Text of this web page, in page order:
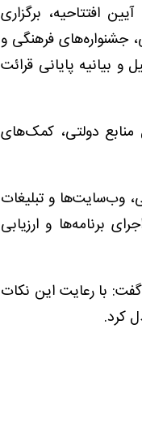
افتتاحیه، برگزاری
جشنواره‌های فرهنگی و
و بیانیه پایانی قرائت
دولتی، کمک‌های
وب‌سایت‌ها و تبلیغات
برنامه‌ها و ارزیابی
با رعایت این نکات
کرد.